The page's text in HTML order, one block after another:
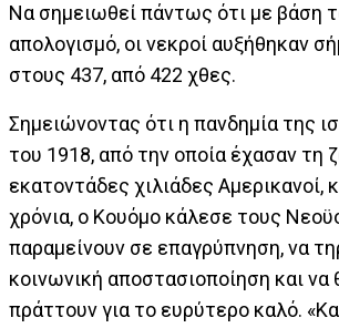
Να σημειωθεί πάντως ότι με βάση
απολογισμό, οι νεκροί αυξήθηκαν
στους 437, από 422 χθες.
Σημειώνοντας ότι η πανδημία της
του 1918, από την οποία έχασαν τη
εκατοντάδες χιλιάδες Αμερικανοί,
χρόνια, ο Κουόμο κάλεσε τους
παραμείνουν σε επαγρύπνηση, να
κοινωνική αποστασιοποίηση και να
πράττουν για το ευρύτερο καλό.